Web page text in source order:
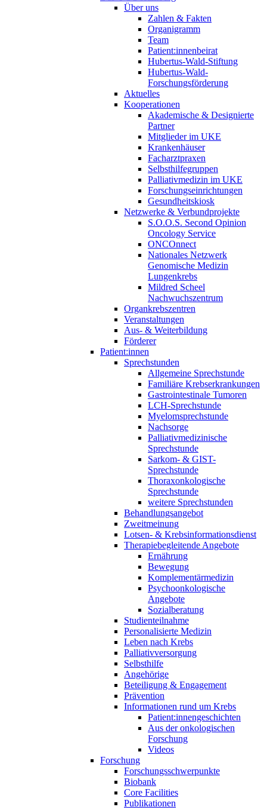
Über uns
Zahlen & Fakten
Organigramm
Team
Patient:innenbeirat
Hubertus-Wald-Stiftung
Hubertus-Wald-
Forschungsförderung
Aktuelles
Kooperationen
Akademische & Designierte
Partner
Mitglieder im UKE
Krankenhäuser
Facharztpraxen
Selbsthilfegruppen
Palliativmedizin im UKE
Forschungseinrichtungen
Gesundheitskiosk
Netzwerke & Verbundprojekte
S.O.O.S. Second Opinion
Oncology Service
ONCOnnect
Nationales Netzwerk
Genomische Medizin
Lungenkrebs
Mildred Scheel
Nachwuchszentrum
Organkrebszentren
Veranstaltungen
Aus- & Weiterbildung
Förderer
Patient:innen
Sprechstunden
Allgemeine Sprechstunde
Familiäre Krebserkrankungen
Gastrointestinale Tumoren
LCH-Sprechstunde
Myelomsprechstunde
Nachsorge
Palliativmedizinische
Sprechstunde
Sarkom- & GIST-
Sprechstunde
Thoraxonkologische
Sprechstunde
weitere Sprechstunden
Behandlungsangebot
Zweitmeinung
Lotsen- & Krebsinformationsdienst
Therapiebegleitende Angebote
Ernährung
Bewegung
Komplementärmedizin
Psychoonkologische
Angebote
Sozialberatung
Studienteilnahme
Personalisierte Medizin
Leben nach Krebs
Palliativversorgung
Selbsthilfe
Angehörige
Beteiligung & Engagement
Prävention
Informationen rund um Krebs
Patient:innengeschichten
Aus der onkologischen
Forschung
Videos
Forschung
Forschungsschwerpunkte
Biobank
Core Facilities
Publikationen